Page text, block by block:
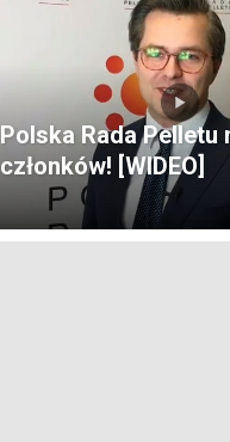
Polska Rada Pelletu
członków! [WIDEO]